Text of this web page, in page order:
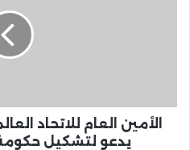
الأمين العام للاتحاد
يدعو لتشكيل